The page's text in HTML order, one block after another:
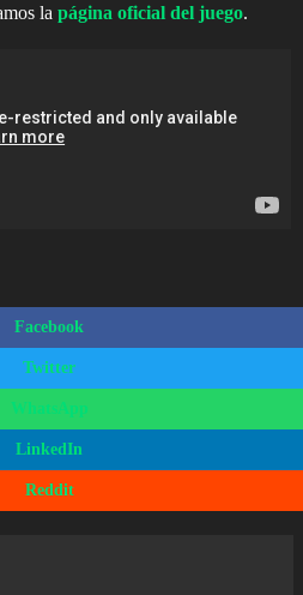
la página oficial del juego.
Facebook
Twitter
WhatsApp
LinkedIn
Reddit